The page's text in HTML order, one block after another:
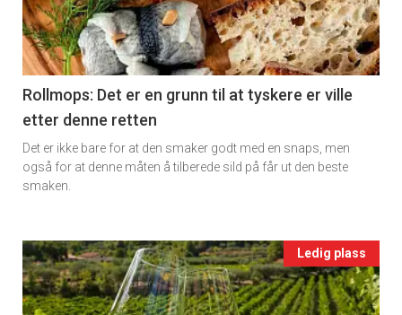
-
section
11
Ukens
vin
Rollmops: Det er en grunn til at tyskere er ville
etter denne retten
Det er ikke bare for at den smaker godt med en snaps, men
også for at denne måten å tilberede sild på får ut den beste
smaken.
Events
single
Ledig plass